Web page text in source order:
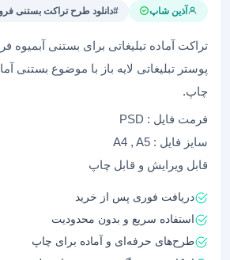
آذین شاپ #دانلود طرح تراکت بستنی
تراکت آماده تبلیغاتی برای بستنی آبمیوه
پوستر تبلیغاتی لایه باز با موضوع بستنی
چاپ.
فرمت فایل : PSD
سایز فایل : A4 , A5
قابل ویرایش و قابل چاپ
دریافت فوری پس از خرید
استفاده سریع و بدون محدودیت
طرح‌های حرفه‌ای و آماده برای چاپ